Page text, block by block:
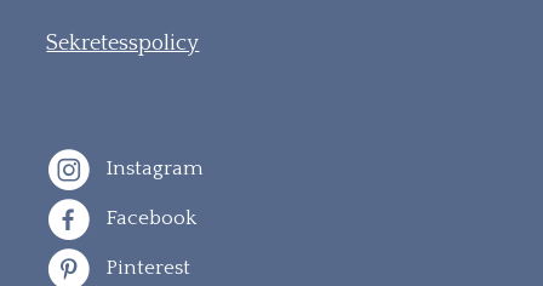
Sekretesspolicy
Instagram
Facebook
Pinterest